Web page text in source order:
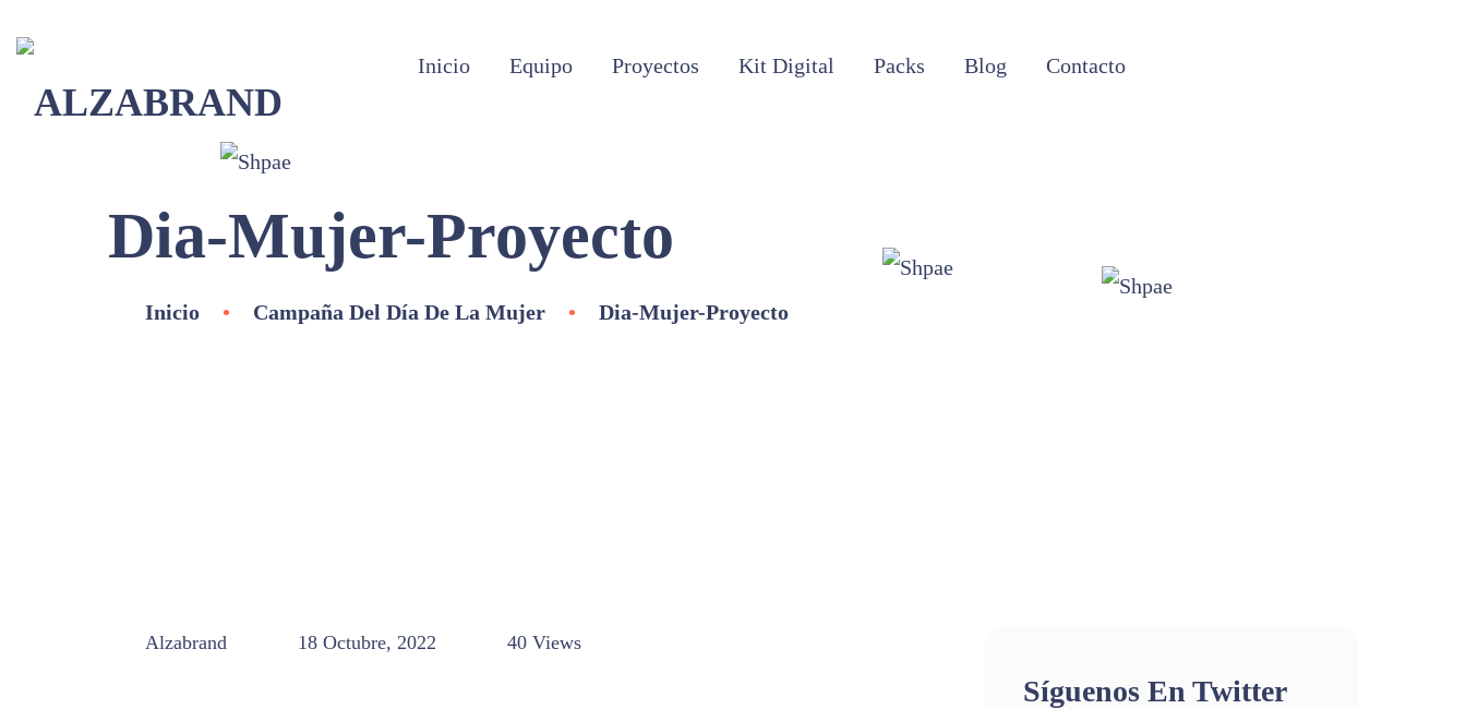
Inicio Equipo Proyectos Kit Digital Packs Blog Contacto
Dia-Mujer-Proyecto
Inicio • Campaña Del Día De La Mujer • Dia-Mujer-Proyecto
Alzabrand 18 Octubre, 2022 40 Views
Síguenos En Twitter